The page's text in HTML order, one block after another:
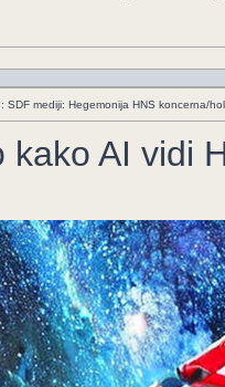
SDF mediji: Hegemonija HNS koncerna/
kako AI vidi